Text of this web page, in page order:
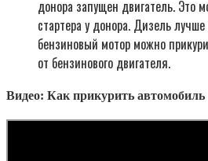
донора запущен двигатель. Это
стартера у донора. Дизель
бензиновый мотор можно
от бензинового двигателя.
Видео: Как прикурить автомобиль